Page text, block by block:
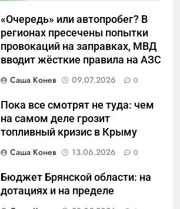
«Очередь» или автопробег? В
регионах пресечены попытки
провокаций на заправках, МВД
вводит жёсткие правила на АЗС
Саша Конев
09.07.2026 0
Пока все смотрят не туда: чем
на самом деле грозит
топливный кризис в Крыму
Саша Конев
13.06.2026 0
Бюджет Брянской области: на
дотациях и на пределе
защиты Отечества»
САНКТ-ПЕТЕРБУРГ И ОБЛАСТЬ
«500-тонный беспилотник»
или очередная показуха? Что
скрывает российский ВМФ
САНКТ-ПЕТЕРБУРГ И ОБЛАСТЬ
Перезагрузка в Удмуртии:
Отставка Бречалова как
результат управленческих
провалов и уязвимости
региона
САНКТ-ПЕТЕРБУРГ И ОБЛАСТЬ
Зачистка неба: Силовой